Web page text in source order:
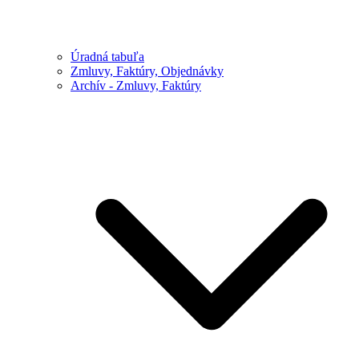
Úradná tabuľa
Zmluvy, Faktúry, Objednávky
Archív - Zmluvy, Faktúry